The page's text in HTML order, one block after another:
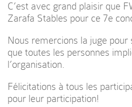
C’est avec grand plaisir que
Zarafa Stables pour ce 7e
Nous remercions la juge pour
que toutes les personnes
l’organisation.
Félicitations à tous les
pour leur participation!